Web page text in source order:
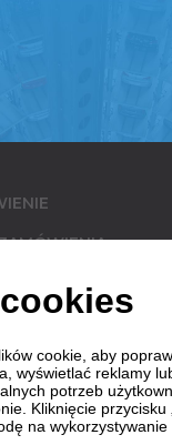
cookie, aby
wyświetlać reklamy
potrzeb
Kliknięcie przycisku
na